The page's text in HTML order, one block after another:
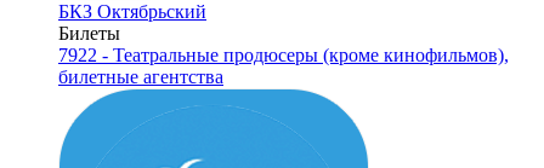
БКЗ Октябрьский
Билеты
7922 - Театральные продюсеры (кроме кинофильмов),
билетные агентства